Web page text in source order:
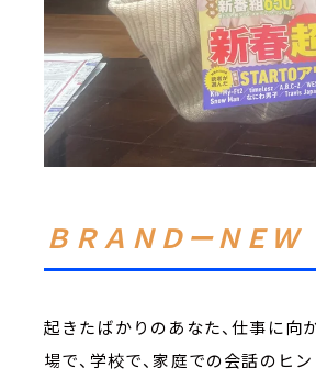
ＢＲＡＮＤーＮＥ
起きたばかりのあなた、仕事に向
場で、学校で、家庭での会話のヒ